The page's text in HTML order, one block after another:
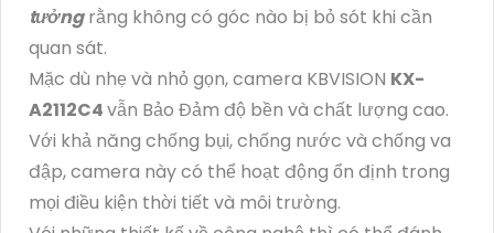
tưởngrằng không có góc nào bị bỏ sót khi cần
quan sát.
Mặc dù nhẹ và nhỏ gọn, camera KBVISION KX-
A2112C4vẫn Bảo Đảm độ bền và chất lượng cao.
Với khả năng chống bụi, chống nước và chống va
đập, camera này có thể hoạt động ổn định trong
mọi điều kiện thời tiết và môi trường.